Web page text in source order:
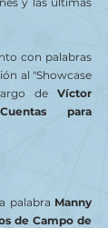
con palabras
al "Showcase
de Víctor
para
palabra Manny
de Campo de